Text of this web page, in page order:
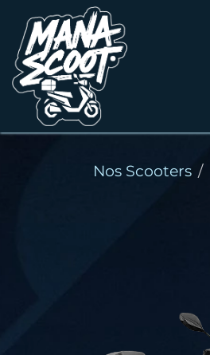
Se rendre au contenu
Nos Scooters